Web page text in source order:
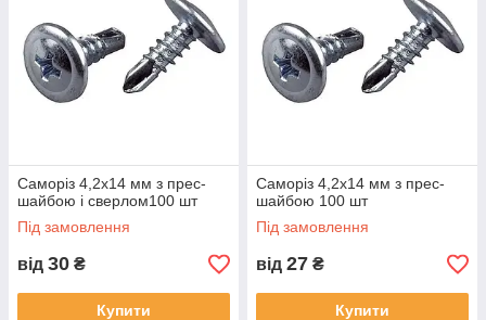
Саморіз 4,2х14 мм з прес-
шайбою і сверлом100 шт
Під замовлення
від 30 ₴
Купити
Саморіз 4,2х14 мм з прес-
шайбою 100 шт
Під замовлення
від 27 ₴
Купити